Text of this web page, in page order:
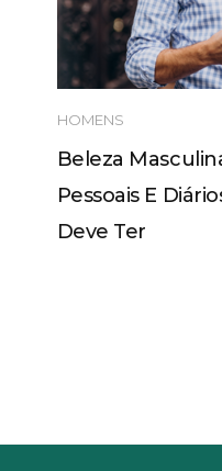
HOMENS
Beleza
Pessoais E
Deve Ter